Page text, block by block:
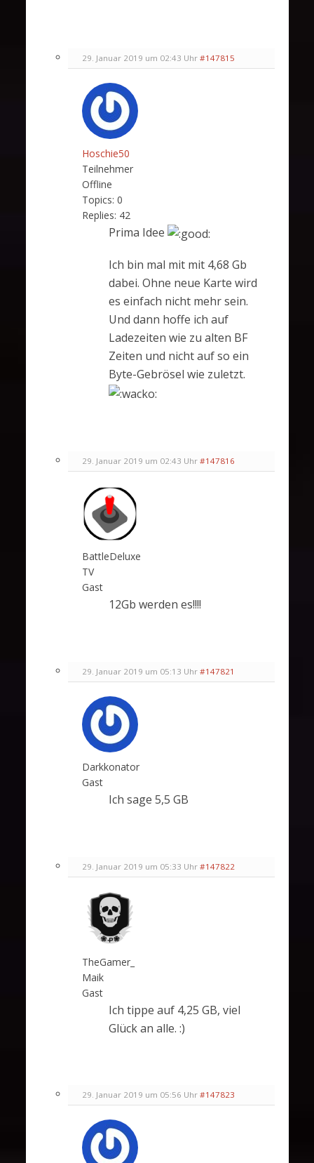
29. Januar 2019 um 02:43 Uhr #147815
Hoschie50
Teilnehmer
Offline
Topics: 0
Replies: 42
Prima Idee
Ich bin mal mit mit 4,68 Gb
dabei. Ohne neue Karte wird
es einfach nicht mehr sein.
Und dann hoffe ich auf
Ladezeiten wie zu alten BF
Zeiten und nicht auf so ein
Byte-Gebrösel wie zuletzt.
29. Januar 2019 um 02:43 Uhr #147816
BattleDeluxe
TV
Gast
12Gb werden es!!!!
29. Januar 2019 um 05:13 Uhr #147821
Darkkonator
Gast
Ich sage 5,5 GB
29. Januar 2019 um 05:33 Uhr #147822
TheGamer_
Maik
Gast
Ich tippe auf 4,25 GB, viel
Glück an alle. :)
29. Januar 2019 um 05:56 Uhr #147823